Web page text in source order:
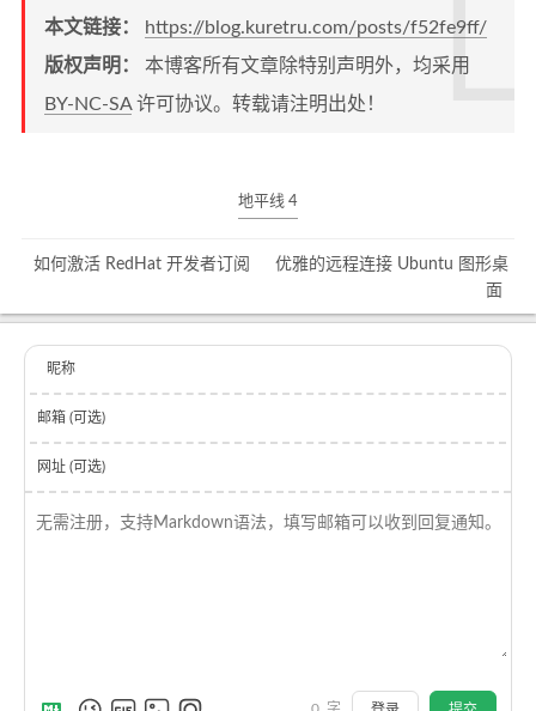
本文链接：
https://blog.kuretru.com/posts/f52fe9ff/
版权声明： 本博客所有文章除特别声明外，均采用
BY-NC-SA许可协议。转载请注明出处！
地平线 4
如何激活 RedHat 开发者订阅
优雅的远程连接 Ubuntu 图形桌
面
昵称
邮箱 (可选)
网址 (可选)